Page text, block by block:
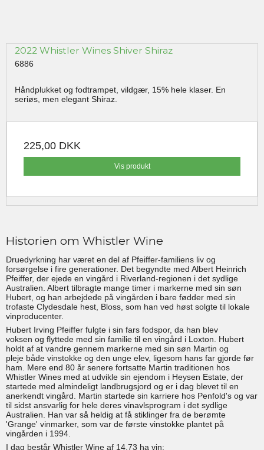
2022 Whistler Wines Shiver Shiraz
6886
Håndplukket og fodtrampet, vildgær, 15% hele klaser. En
seriøs, men elegant Shiraz.
225,00 DKK
Vis produkt
Historien om Whistler Wine
Druedyrkning har været en del af Pfeiffer-familiens liv og
forsørgelse i fire generationer. Det begyndte med Albert Heinrich
Pfeiffer, der ejede en vingård i Riverland-regionen i det sydlige
Australien. Albert tilbragte mange timer i markerne med sin søn
Hubert, og han arbejdede på vingården i bare fødder med sin
trofaste Clydesdale hest, Bloss, som han ved høst solgte til lokale
vinproducenter.
Hubert Irving Pfeiffer fulgte i sin fars fodspor, da han blev
voksen og flyttede med sin familie til en vingård i Loxton. Hubert
holdt af at vandre gennem markerne med sin søn Martin og
pleje både vinstokke og den unge elev, ligesom hans far gjorde før
ham. Mere end 80 år senere fortsatte Martin traditionen hos
Whistler Wines med at udvikle sin ejendom i Heysen Estate, der
startede med almindeligt landbrugsjord og er i dag blevet til en
anerkendt vingård. Martin startede sin karriere hos Penfold's og var
til sidst ansvarlig for hele deres vinavlsprogram i det sydlige
Australien. Han var så heldig at få stiklinger fra de berømte
'Grange' vinmarker, som var de første vinstokke plantet på
vingården i 1994.
I dag består Whistler Wine af 14,73 ha vin: